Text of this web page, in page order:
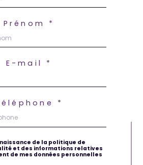
Prénom *
E-mail *
*
de la politique de
et des informations relatives
de mes données personnelles